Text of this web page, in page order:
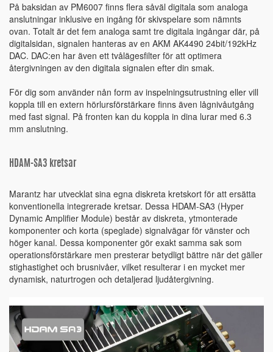
På baksidan av PM6007 finns flera såväl digitala som analoga
anslutningar inklusive en ingång för skivspelare som nämnts
ovan. Totalt är det fem analoga samt tre digitala ingångar där, på
digitalsidan, signalen hanteras av en AKM AK4490 24bit/192kHz
DAC. DAC:en har även ett tvålägesfilter för att optimera
återgivningen av den digitala signalen efter din smak.
För dig som använder nån form av inspelningsutrustning eller vill
koppla till en extern hörlursförstärkare finns även lågnivåutgång
med fast signal. På fronten kan du koppla in dina lurar med 6.3
mm anslutning.
HDAM-SA3 kretsar
Marantz har utvecklat sina egna diskreta kretskort för att ersätta
konventionella integrerade kretsar. Dessa HDAM-SA3 (Hyper
Dynamic Amplifier Module) består av diskreta, ytmonterade
komponenter och korta (speglade) signalvägar för vänster och
höger kanal. Dessa komponenter gör exakt samma sak som
operationsförstärkare men presterar betydligt bättre när det gäller
stighastighet och brusnivåer, vilket resulterar i en mycket mer
dynamisk, naturtrogen och detaljerad ljudåtergivning.